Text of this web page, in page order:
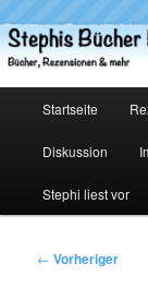
primären
Inhalt
Stephis
Startseite
Diskussion
Stephi liest vor
Beitragsnavigation
← Vorheriger